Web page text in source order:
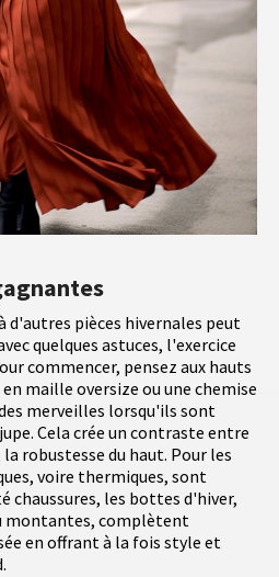
d'autres pièces hivernales peut
quelques astuces, l'exercice
commencer, pensez aux hauts
maille oversize ou une chemise
merveilles lorsqu'ils sont
Cela crée un contraste entre
robustesse du haut. Pour les
voire thermiques, sont
chaussures, les bottes d'hiver,
montantes, complètent
en offrant à la fois style et